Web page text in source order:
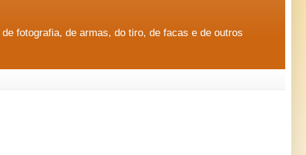
fotografia, de armas, do tiro, de facas e de outros